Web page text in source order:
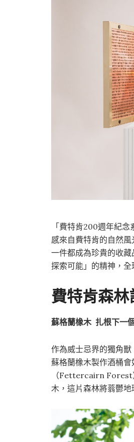
「費特肯200週年紀
感來自費特肯的自然
一件都成為珍貴的收
探索可能」的精神，全
費特肯森林
蘇格蘭橡木 扎根下一
作為威士忌界的獨角
蘇格蘭橡木製作酒桶
（Fettercairn Forest
木，這片森林將蓊鬱